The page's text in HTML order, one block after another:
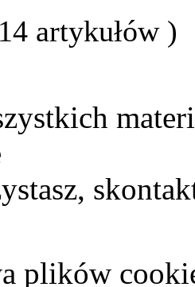
artykułów )
plików